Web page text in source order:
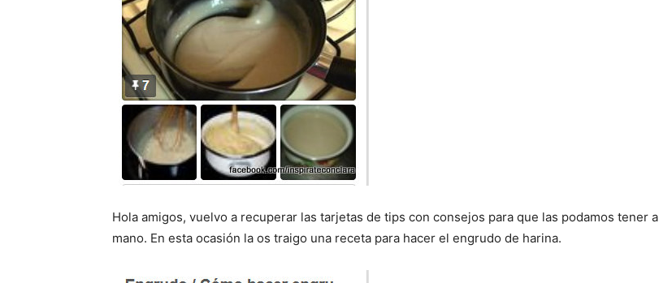
Hola amigos, vuelvo a recuperar las tarjetas de tips con consejos para que las podamos tener a
mano. En esta ocasión la os traigo una receta para hacer el engrudo de harina.